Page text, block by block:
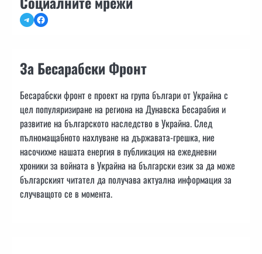
TelegramFacebook
За Бесарабски Фронт
Бесарабски фронт е проект на група българи от Украйна с
цел популяризиране на региона на Дунавска Бесарабия и
развитие на българското наследство в Украйна. След
пълномащабното нахлуване на държавата-грешка, ние
насочихме нашата енергия в публикация на ежедневни
хроники за войната в Украйна на български език за да може
българският читател да получава актуална информация за
случващото се в момента.